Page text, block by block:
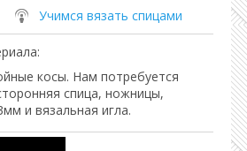
Учимся вязать спицами
:
косы. Нам потребуется
спица, ножницы,
и вязальная игла.